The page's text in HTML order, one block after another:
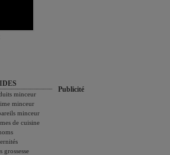
minceur
minceur
minceur
de cuisine
grossesse
Publicité